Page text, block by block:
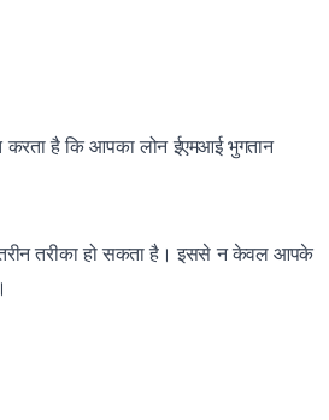
है कि आपका लोन ईएमआई भुगतान
तरीका हो सकता है। इससे न केवल आपके